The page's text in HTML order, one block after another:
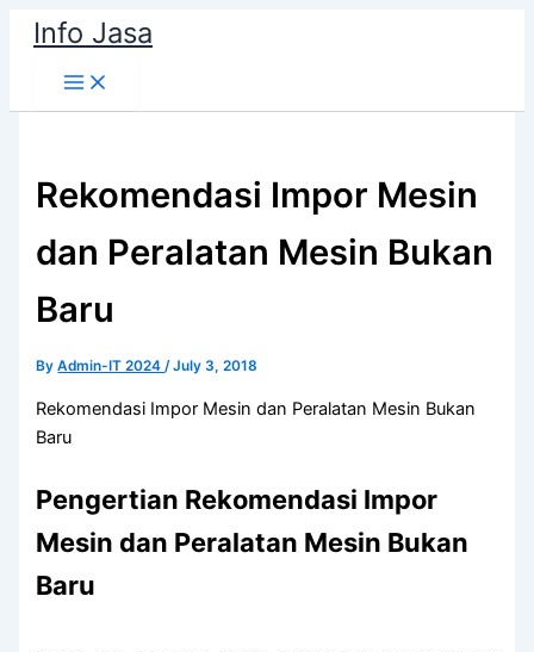
Skip
content
Info Jasa
Rekomendasi Impor Mesin
dan Peralatan Mesin Bukan
Baru
ByAdmin-IT 2024/July 3, 2018
Rekomendasi Impor Mesin dan Peralatan Mesin Bukan
Baru
Pengertian Rekomendasi Impor
Mesin dan Peralatan Mesin Bukan
Baru